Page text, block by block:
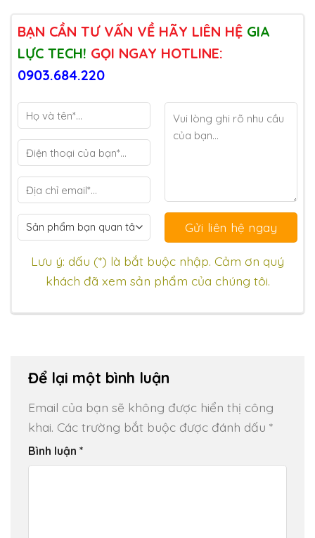
BẠN CẦN TƯ VẤN VỀ HÃY LIÊN HỆ GIA
LỰC TECH! GỌI NGAY HOTLINE:
0903.684.220
Lưu ý: dấu (*) là bắt buộc nhập. Cảm ơn quý
khách đã xem sản phẩm của chúng tôi.
Để lại một bình luận
Email của bạn sẽ không được hiển thị công
khai. Các trường bắt buộc được đánh dấu *
Bình luận *